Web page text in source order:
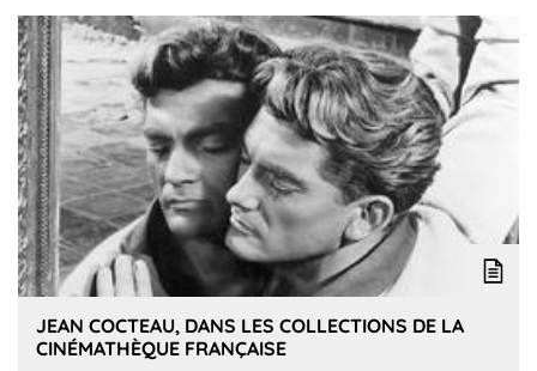
JEAN COCTEAU, DANS LES COLLECTIONS DE LA
CINÉMATHÈQUE FRANÇAISE